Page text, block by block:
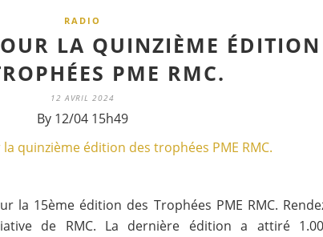
RADIO
LA QUINZIÈME ÉDITION
PME RMC.
12 AVRIL 2024
By 12/04 15h49
la 15ème édition des Trophées PME RMC.
de RMC. La dernière édition a attiré